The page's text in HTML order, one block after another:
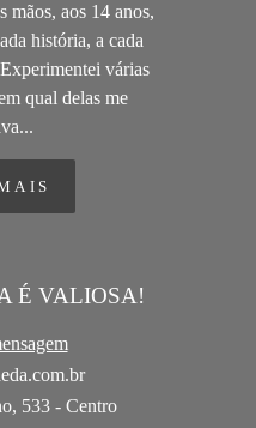
mãos, aos 14 anos,
história, a cada
várias
qual delas me
É VALIOSA!
533 - Centro